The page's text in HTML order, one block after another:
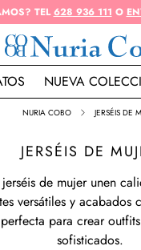
TEL628 936 111 O
NUEVA
NURIA COBO JERSÉIS DE
JERSÉIS DE
jerséis de mujer unen
versátiles y acabados
para crear
sofisticados.